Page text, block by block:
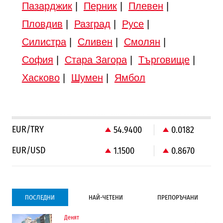
Пазарджик| Перник| Плевен
Пловдив
Разград Русе|
Силистра| Сливен Смолян
София
Стара Загора| Търговище|
Хасково| Шумен Ямбол
EUR/TRY 54.9400
0.0182
EUR/USD
1.1500 0.8670
ПОСЛЕДНИ НАЙ-ЧЕТЕНИ ПРЕПОРЪЧАНИ
Денят
Градоустройство
Компании